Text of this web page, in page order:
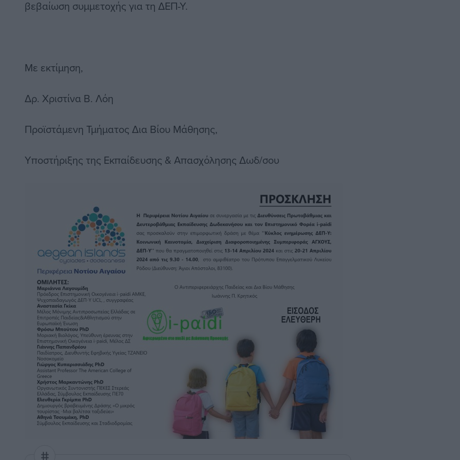
βεβαίωση συμμετοχής για τη ΔΕΠ-Υ.
Με εκτίμηση,
Δρ. Χριστίνα Β. Λόη
Προϊστάμενη Τμήματος Δια Βίου Μάθησης,
Υποστήριξης της Εκπαίδευσης & Απασχόλησης Δωδ/σου